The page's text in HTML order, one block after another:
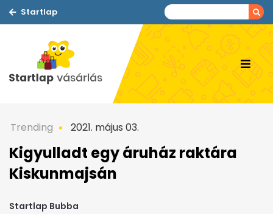
Startlap
Trending 2021. május 03.
Kigyulladt egy áruház raktára
Kiskunmajsán
Startlap Bubba